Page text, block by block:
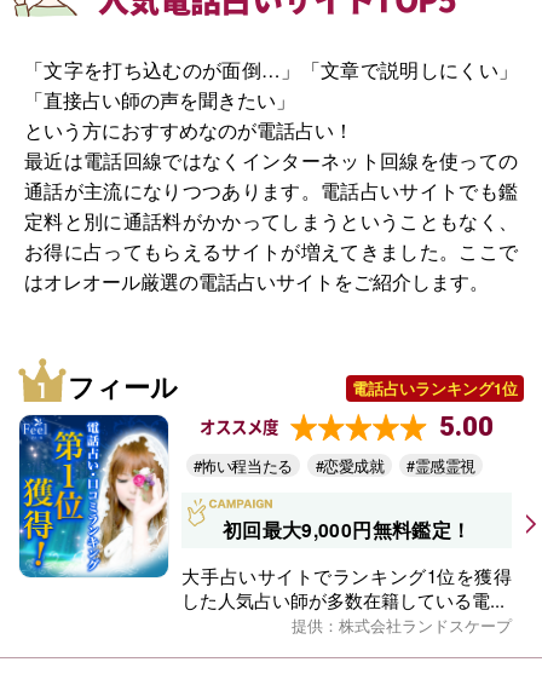
「文字を打ち込むのが面倒…」「文章で説明しにくい」
「直接占い師の声を聞きたい」
という方におすすめなのが電話占い！
最近は電話回線ではなくインターネット回線を使っての
通話が主流になりつつあります。電話占いサイトでも鑑
定料と別に通話料がかかってしまうということもなく、
お得に占ってもらえるサイトが増えてきました。ここで
はオレオール厳選の電話占いサイトをご紹介します。
フィール 電話占いランキング1位
オススメ度 5.00
#怖い程当たる #恋愛成就 #霊感霊視
初回最大9,000円無料鑑定！
大手占いサイトでランキング1位を獲得
した人気占い師が多数在籍している電...
提供：株式会社ランドスケープ